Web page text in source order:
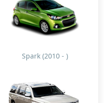
Spark (2010 - )